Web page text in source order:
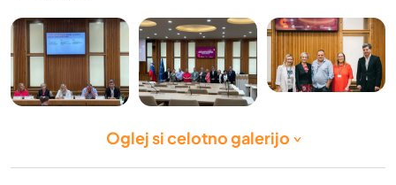
Oglej si celotno galerijo